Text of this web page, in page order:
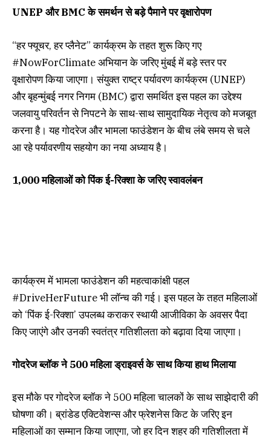
UNEP और BMC के समर्थन से बड़े पैमाने पर वृक्षारोपण
“हर फ्यूचर, हर प्लैनेट” कार्यक्रम के तहत शुरू किए गए
#NowForClimate अभियान के जरिए मुंबई में बड़े स्तर पर
वृक्षारोपण किया जाएगा। संयुक्त राष्ट्र पर्यावरण कार्यक्रम (UNEP)
और बृहन्मुंबई नगर निगम (BMC) द्वारा समर्थित इस पहल का उद्देश्य
जलवायु परिवर्तन से निपटने के साथ-साथ सामुदायिक नेतृत्व को मजबूत
करना है। यह गोदरेज और भामला फाउंडेशन के बीच लंबे समय से चले
आ रहे पर्यावरणीय सहयोग का नया अध्याय है।
1,000 महिलाओं को पिंक ई-रिक्शा के जरिए स्वावलंबन
कार्यक्रम में भामला फाउंडेशन की महत्वाकांक्षी पहल
#DriveHerFuture भी लॉन्च की गई। इस पहल के तहत महिलाओं
को ‘पिंक ई-रिक्शा’ उपलब्ध कराकर स्थायी आजीविका के अवसर पैदा
किए जाएंगे और उनकी स्वतंत्र गतिशीलता को बढ़ावा दिया जाएगा।
गोदरेज ब्लॉक ने 500 महिला ड्राइवर्स के साथ किया हाथ मिलाया
इस मौके पर गोदरेज ब्लॉक ने 500 महिला चालकों के साथ साझेदारी की
घोषणा की। ब्रांडेड एक्टिवेशन्स और फ्रेशनेस किट के जरिए इन
महिलाओं का सम्मान किया जाएगा, जो हर दिन शहर की गतिशीलता में